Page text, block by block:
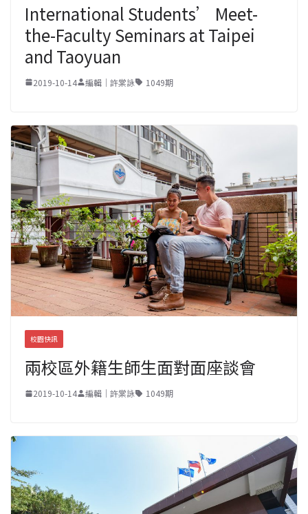
International Students’ Meet-
the-Faculty Seminars at Taipei
and Taoyuan
2019-10-14 編輯｜許棠詠 1049期
校園快訊
兩校區外籍生師生面對面座談會
2019-10-14 編輯｜許棠詠 1049期